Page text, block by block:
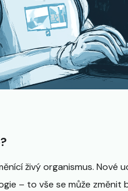
živý organismus. Nové
– to vše se může změnit